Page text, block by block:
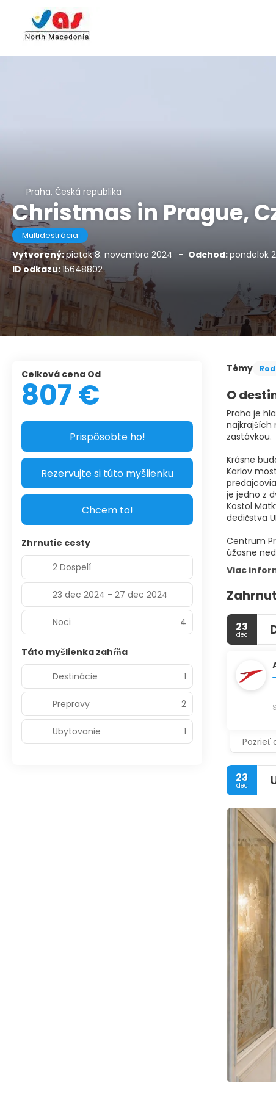
Praha, Česká republika
Christmas in Prague,
Multidestrácia
Vytvorený:piatok 8. novembra 2024 - Odchod:pondelok
ID odkazu:15648802
Témy
O
Praha je
najkrajších
zastávkou.
Krásne
Karlov
je jedno z
Kostol
dedičstva
Centrum
úžasne
Viac
23
dec
Pozrieť
23
dec
Celková cena Od
807 €
Prispôsobte ho!
Rezervujte si túto myšlienku
Chcem to!
Zhrnutie cesty
2 Dospelí
23 dec 2024 - 27 dec 2024
Noci 4
Táto myšlienka zahŕňa
Destinácie
1
Prepravy 2
Ubytovanie 1